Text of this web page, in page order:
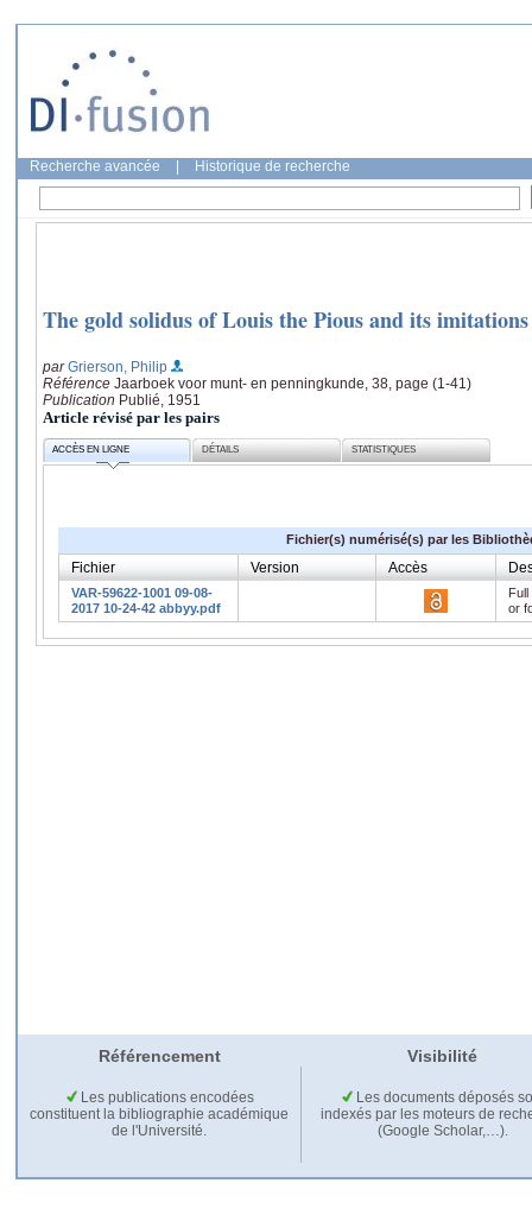
Recherche avancée Historique de recherche
The gold solidus of Louis the Pious and its imitations
parGrierson, Philip
Référence Jaarboek voor munt- en penningkunde, 38, page (1-41)
Publication Publié, 1951
Article révisé par les pairs
ACCÈS EN LIGNE DÉTAILS STATISTIQUES
Fichier(s) numérisé(s) par les
Fichier Version Accès
VAR-59622-1001 09-08-
2017 10-24-42 abbyy.pdf
or
Référencement Visibilité
Les publications encodées
constituent la bibliographie académique
de l'Université.
Les documents déposés
indexés par les moteurs de
(Google Scholar,…).